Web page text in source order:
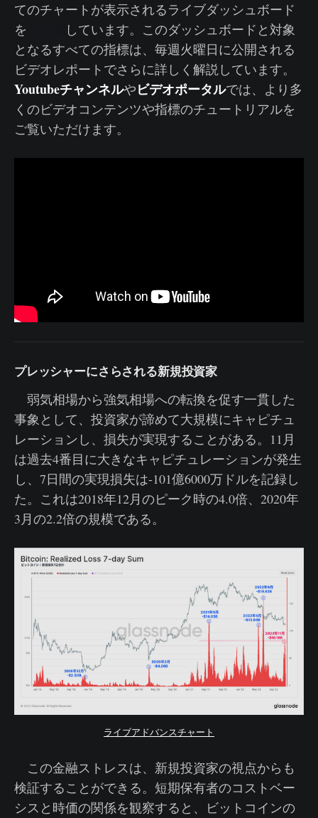
てのチャートが表示されるライブダッシュボード
を
しています。このダッシュボードと対象
となるすべての指標は、毎週火曜日に公開される
ビデオレポートでさらに詳しく解説しています。
Youtubeチャンネルやビデオポータルでは、より多
くのビデオコンテンツや指標のチュートリアルを
ご覧いただけます。
プレッシャーにさらされる新規投資家
弱気相場から強気相場への転換を促す一貫した
事象として、投資家が諦めて大規模にキャピチュ
レーションし、損失が実現することがある。11月
は過去4番目に大きなキャピチュレーションが発生
し、7日間の実現損失は-101億6000万ドルを記録し
た。これは2018年12月のピーク時の4.0倍、2020年
3月の2.2倍の規模である。
ライブアドバンスチャート
この金融ストレスは、新規投資家の視点からも
検証することができる。短期保有者のコストベー
シスと時価の関係を観察すると、ビットコインの